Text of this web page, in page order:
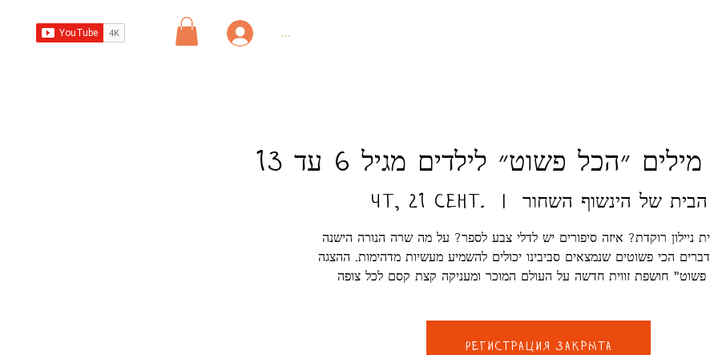
...
״הכל פשוט״ לילדים מגיל 6 עד 13
чт, 21 сент.
  |
הבית של הינשוף השחור
ניילון רוקדת? איזה סיפורים יש לדלי צבע לספר? על מה שרה הנורה הישנה?
הכי פשוטים שנמצאים סביבינו יכולים להשמיע מעשיות מדהימות. ההצגה
Регистрация закрыта